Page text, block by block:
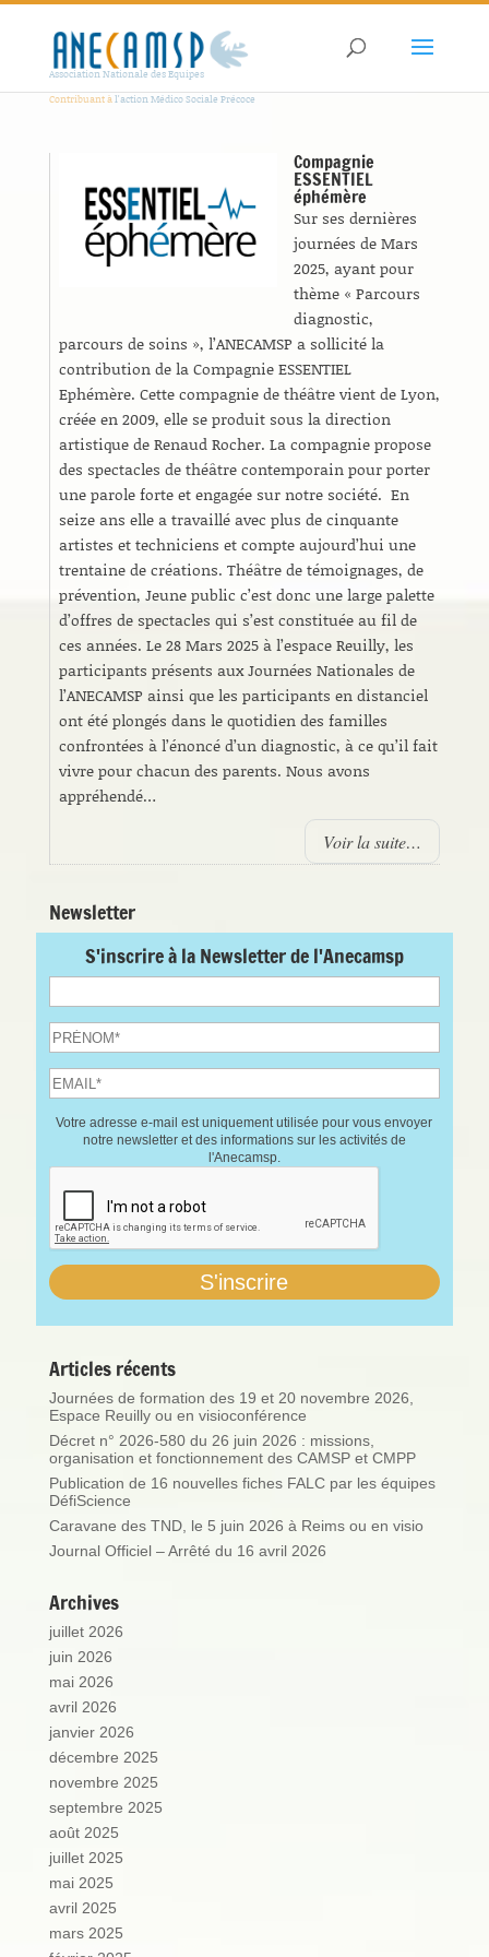
Association Nationale des Equipes
Contribuant àl'action Médico Sociale Précoce
Compagnie
ESSENTIEL
éphémère
Sur ses dernières
journées de Mars
2025, ayant pour
thème « Parcours
diagnostic,
parcours de soins », l’ANECAMSP a sollicité la
contribution de la Compagnie ESSENTIEL
Ephémère. Cette compagnie de théâtre vient de Lyon,
créée en 2009, elle se produit sous la direction
artistique de Renaud Rocher. La compagnie propose
des spectacles de théâtre contemporain pour porter
une parole forte et engagée sur notre société. En
seize ans elle a travaillé avec plus de cinquante
artistes et techniciens et compte aujourd’hui une
trentaine de créations. Théâtre de témoignages, de
prévention, Jeune public c’est donc une large palette
d’offres de spectacles qui s’est constituée au fil de
ces années. Le 28 Mars 2025 à l’espace Reuilly, les
participants présents aux Journées Nationales de
l’ANECAMSP ainsi que les participants en distanciel
ont été plongés dans le quotidien des familles
confrontées à l’énoncé d’un diagnostic, à ce qu’il fait
vivre pour chacun des parents. Nous avons
appréhendé…
Voir la suite…
Newsletter
S'inscrire à la Newsletter de l'Anecamsp
Votre adresse e-mail est uniquement utilisée pour vous envoyer
notre newsletter et des informations sur les activités de
l'Anecamsp.
Articles récents
Journées de formation des 19 et 20 novembre 2026,
Espace Reuilly ou en visioconférence
Décret n° 2026-580 du 26 juin 2026 : missions,
organisation et fonctionnement des CAMSP et CMPP
Publication de 16 nouvelles fiches FALC par les équipes
DéfiScience
Caravane des TND, le 5 juin 2026 à Reims ou en visio
Journal Officiel – Arrêté du 16 avril 2026
Archives
juillet 2026
juin 2026
mai 2026
avril 2026
janvier 2026
décembre 2025
novembre 2025
septembre 2025
août 2025
juillet 2025
mai 2025
avril 2025
mars 2025